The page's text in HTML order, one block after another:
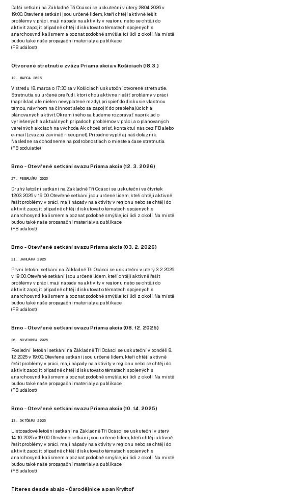
Další setkání na Základně Tři Ocásci se uskuteční v úterý 28.04. 2026 v
19:00. Otevřené setkání jsou určené lidem, kteří chtějí aktivně řešit
problémy v práci, mají nápady na aktivity v regionu nebo se chtějí do
aktivit zapojit, případně chtějí diskutovat o tématech spojených s
anarchosyndikalismem a poznat podobně smýšlející lidi z okolí. Na místě
budou také naše propagační materiály a publikace.
(FB událost)
Otvorené stretnutie zväzu Priama akcia v Košiciach (18.3.)
12. MARCA 2026
V stredu 18. marca o 17:30 sa v Košiciach uskutoční otvorené stretnutie.
Stretnutia sú určené pre ľudí, ktorí chcú aktívne riešiť problémy v práci
(napríklad, ale nielen nevyplatené mzdy), prispieť do diskusie vlastnou
témou, návrhom na činnosť alebo sa zapojiť do prebiehajúcich a
plánovaných aktivít. Okrem iného sa budeme rozprávať napríklad o
vyriešených a aktuálnych prípadoch problémov v práci, a o plánovaných
verejných akciach na východe. Ak chceš prísť, kontaktuj nás cez FBalebo
e-mail (zvazpa zavináč riseup.net). Prípadnevyplň aj náš dotazník.
Následne sa dohodneme na podrobnostiach o mieste a čase stretnutia.
(FB podujatie)
Brno - Otevřené setkání svazu Priama akcia (12. 3. 2026)
27. FEBRUÁRA 2026
Druhý letošní setkání na Základně Tři Ocásci se uskuteční ve čtvrtek
12.03. 2026 v 19:00. Otevřené setkání jsou určené lidem, kteří chtějí aktivně
řešit problémy v práci, mají nápady na aktivity v regionu nebo se chtějí do
aktivit zapojit, případně chtějí diskutovat o tématech spojených s
anarchosyndikalismem a poznat podobně smýšlející lidi z okolí. Na místě
budou také naše propagační materiály a publikace.
(FB událost)
Brno - Otevřené setkání svazu Priama akcia (03. 2. 2026)
21. JANUÁRA 2026
První letošní setkání na Základně Tři Ocásci se uskuteční v úterý 3. 2. 2026
v 19:00. Otevřené setkání jsou určené lidem, kteří chtějí aktivně řešit
problémy v práci, mají nápady na aktivity v regionu nebo se chtějí do
aktivit zapojit, případně chtějí diskutovat o tématech spojených s
anarchosyndikalismem a poznat podobně smýšlející lidi z okolí. Na místě
budou také naše propagační materiály a publikace.
(FB událost)
Brno - Otevřené setkání svazu Priama akcia (08. 12. 2025)
26. NOVEMBRA 2025
Poslední letošní setkání na Základně Tři Ocásci se uskuteční v ponděli 8.
12. 2025 v 19:00. Otevřené setkání jsou určené lidem, kteří chtějí aktivně
řešit problémy v práci, mají nápady na aktivity v regionu nebo se chtějí do
aktivit zapojit, případně chtějí diskutovat o tématech spojených s
anarchosyndikalismem a poznat podobně smýšlející lidi z okolí. Na místě
budou také naše propagační materiály a publikace.
(FB událost)
Brno - Otevřené setkání svazu Priama akcia (10. 14. 2025)
13. OKTÓBRA 2025
Listopadové letošní setkání na Základně Tři Ocásci se uskuteční v úterý
14. 10. 2025 v 19:00. Otevřené setkání jsou určené lidem, kteří chtějí aktivně
řešit problémy v práci, mají nápady na aktivity v regionu nebo se chtějí do
aktivit zapojit, případně chtějí diskutovat o tématech spojených s
anarchosyndikalismem a poznat podobně smýšlející lidi z okolí. Na místě
budou také naše propagační materiály a publikace.
(FB událost)
Títeres desde abajo - Čarodějnice a pan Kryštof